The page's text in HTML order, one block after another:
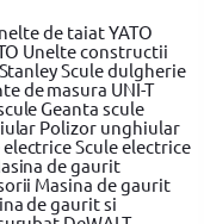
de taiat YATO
Unelte constructii
Scule dulgherie
de masura UNI-T
Geanta scule
Polizor unghiular
electriceScule electrice
de gaurit
Masina de gaurit
de gaurit si